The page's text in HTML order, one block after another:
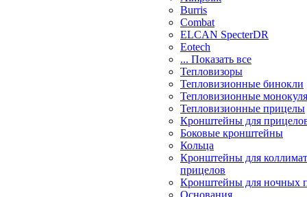
Burris
Combat
ELCAN SpecterDR
Eotech
... Показать все
Тепловизоры
Тепловизионные бинокли
Тепловизионные
Тепловизионные прицелы
Кронштейны для
Боковые кронштейны
Кольца
Кронштейны для
прицелов
Кронштейны для ночных
Основания